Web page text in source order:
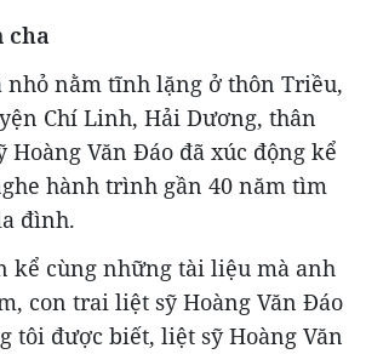
cha
nhỏ nằm tĩnh lặng ở thôn Triều,
Chí Linh, Hải Dương, thân
Hoàng Văn Đáo đã xúc động kể
hành trình gần 40 năm tìm
đình.
kể cùng những tài liệu mà anh
con trai liệt sỹ Hoàng Văn Đáo
tôi được biết, liệt sỹ Hoàng Văn